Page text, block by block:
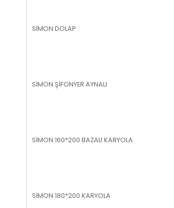
SİMON DOLAP
SİMON ŞİFONYER AYNALI
SİMON 160*200 BAZALI KARYOLA
SİMON 180*200 KARYOLA